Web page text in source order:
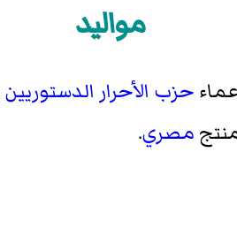
مواليد
حزب الأحرار الدستوريين
مصري.